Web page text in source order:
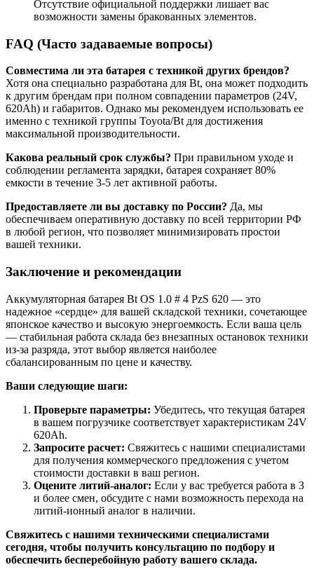
Отсутствие официальной поддержки лишает вас
возможности замены бракованных элементов.
FAQ (Часто задаваемые вопросы)
Совместима ли эта батарея с техникой других брендов?
Хотя она специально разработана для Bt, она может подходить
к другим брендам при полном совпадении параметров (24V,
620Ah) и габаритов. Однако мы рекомендуем использовать ее
именно с техникой группы Toyota/Bt для достижения
максимальной производительности.
Какова реальный срок службы? При правильном уходе и
соблюдении регламента зарядки, батарея сохраняет 80%
емкости в течение 3-5 лет активной работы.
Предоставляете ли вы доставку по России? Да, мы
обеспечиваем оперативную доставку по всей территории РФ
в любой регион, что позволяет минимизировать простои
вашей техники.
Заключение и рекомендации
Аккумуляторная батарея Bt OS 1.0 # 4 PzS 620 — это
надежное «сердце» для вашей складской техники, сочетающее
японское качество и высокую энергоемкость. Если ваша цель
— стабильная работа склада без внезапных остановок техники
из-за разряда, этот выбор является наиболее
сбалансированным по цене и качеству.
Ваши следующие шаги:
Проверьте параметры: Убедитесь, что текущая батарея
в вашем погрузчике соответствует характеристикам 24V
620Ah.
Запросите расчет: Свяжитесь с нашими специалистами
для получения коммерческого предложения с учетом
стоимости доставки в ваш регион.
Оцените литий-аналог: Если у вас требуется работа в 3
и более смен, обсудите с нами возможность перехода на
литий-ионный аналог в наличии.
Свяжитесь с нашими техническими специалистами
сегодня, чтобы получить консультацию по подбору и
обеспечить бесперебойную работу вашего склада.